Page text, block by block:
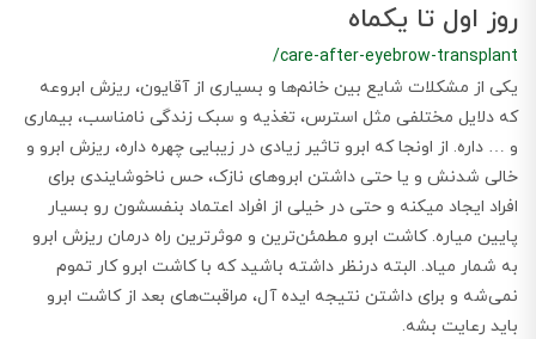
روز اول تا یکماه
/care-after-eyebrow-transplant
یکی از مشکلات شایع بین خانم‌ها و بسیاری از آقایون، ریزش ابروعه
که دلایل مختلفی مثل استرس، تغذیه و سبک زندگی نامناسب، بیماری
و … داره. از اونجا که ابرو تاثیر زیادی در زیبایی چهره داره، ریزش ابرو و
خالی شدنش و یا حتی داشتن ابروهای نازک، حس ناخوشایندی برای
افراد ایجاد میکنه و حتی در خیلی از افراد اعتماد بنفسشون رو بسیار
پایین میاره. کاشت ابرو مطمئن‌ترین و موثرترین راه درمان ریزش ابرو
به شمار میاد. البته درنظر داشته باشید که با کاشت ابرو کار تموم
نمی‌شه و برای داشتن نتیجه ایده آل، مراقبت‌های بعد از کاشت ابرو
باید رعایت بشه.